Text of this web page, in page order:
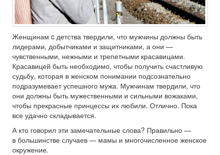
Женщинам c детства твердили, что мужчины должны быть
лидерами, добытчиками и защитниками, а они —
чувственными, нежными и трепетными красавицами.
Красавицей быть необходимо, чтобы получить счастливую
судьбу, которая в женском понимании подсознательно
подразумевает успешного мужа. Мужчинам твердили, что
они должны быть мужественными и сильными вожаками,
чтобы прекрасные принцессы их любили. Отлично. Пока
все удачно складывается.
А кто говорил эти замечательные слова? Правильно —
в большинстве случаев — мамы и многочисленное женское
окружение.